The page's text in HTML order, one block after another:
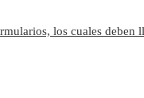
los cuales